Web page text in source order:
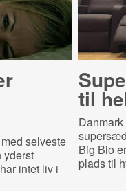
selveste
yderst
intet liv i
til
Big Bio
plads til